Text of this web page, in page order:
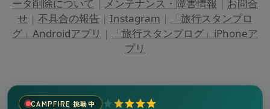
ータ削除について | メンテナンス・障害情報 | お問合
せ | 不具合の報告 | Instagram |
「旅行スタンプロ
グ」Androidアプリ |
「旅行スタンプログ」iPhoneア
プリ
CAMPFIRE 挑戦中